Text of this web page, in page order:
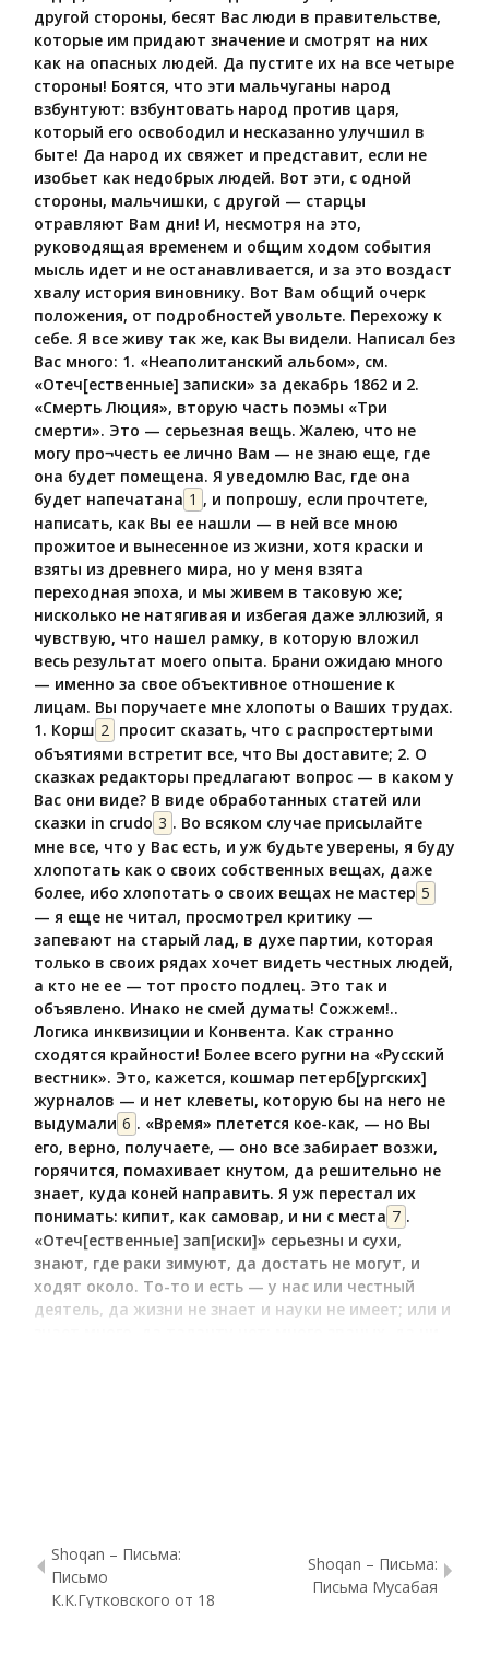
другой стороны, бесят Вас люди в правительстве,
которые им придают значение и смотрят на них
как на опасных людей. Да пустите их на все четыре
стороны! Боятся, что эти мальчуганы народ
взбунтуют: взбунтовать народ против царя,
который его освободил и несказанно улучшил в
быте! Да народ их свяжет и представит, если не
изобьет как недобрых людей. Вот эти, с одной
стороны, мальчишки, с другой — старцы
отравляют Вам дни! И, несмотря на это,
руководящая временем и общим ходом события
мысль идет и не останавливается, и за это воздаст
хвалу история виновнику. Вот Вам общий очерк
положения, от подробностей увольте. Перехожу к
себе. Я все живу так же, как Вы видели. Написал без
Вас много: 1. «Неаполитанский альбом», см.
«Отеч[ественные] записки» за декабрь 1862 и 2.
«Смерть Люция», вторую часть поэмы «Три
смерти». Это — серьезная вещь. Жалею, что не
могу про¬честь ее лично Вам — не знаю еще, где
она будет помещена. Я уведомлю Вас, где она
будет напечатана 1 , и попрошу, если прочтете,
написать, как Вы ее нашли — в ней все мною
прожитое и вынесенное из жизни, хотя краски и
взяты из древнего мира, но у меня взята
переходная эпоха, и мы живем в таковую же;
нисколько не натягивая и избегая даже эллюзий, я
чувствую, что нашел рамку, в которую вложил
весь результат моего опыта. Брани ожидаю много
— именно за свое объективное отношение к
лицам. Вы поручаете мне хлопоты о Ваших трудах.
1. Корш 2 просит сказать, что с распростертыми
объятиями встретит все, что Вы доставите; 2. О
сказках редакторы предлагают вопрос — в каком у
Вас они виде? В виде обработанных статей или
сказки in crudo 3 . Во всяком случае присылайте
мне все, что у Вас есть, и уж будьте уверены, я буду
хлопотать как о своих собственных вещах, даже
более, ибо хлопотать о своих вещах не мастер 5
— я еще не читал, просмотрел критику —
запевают на старый лад, в духе партии, которая
только в своих рядах хочет видеть честных людей,
а кто не ее — тот просто подлец. Это так и
объявлено. Инако не смей думать! Сожжем!..
Логика инквизиции и Конвента. Как странно
сходятся крайности! Более всего ругни на «Русский
вестник». Это, кажется, кошмар петерб[ургских]
журналов — и нет клеветы, которую бы на него не
выдумали 6 . «Время» плетется кое-как, — но Вы
его, верно, получаете, — оно все забирает возжи,
горячится, помахивает кнутом, да решительно не
знает, куда коней направить. Я уж перестал их
понимать: кипит, как самовар, и ни с места 7 .
«Отеч[ественные] зап[иски]» серьезны и сухи,
знают, где раки зимуют, да достать не могут, и
ходят около. То-то и есть — у нас или честный
деятель, да жизни не знает и науки не имеет; или и
Источник: Валиханов Ч. Ч. Собрание сочинений в пяти томах. Том
Shoqan – Письма:
Письмо
К.К.Гутковского от 18
Shoqan – Письма:
Письма Мусабая